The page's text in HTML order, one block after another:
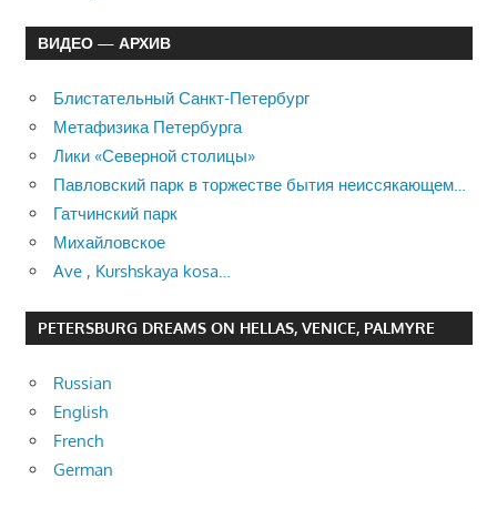
ВИДЕО — АРХИВ
Блистательный Санкт-Петербург
Метафизика Петербурга
Лики «Северной столицы»
Павловский парк в торжестве бытия неиссякающем…
Гатчинский парк
Михайловское
Ave , Kurshskaya kosa…
PETERSBURG DREAMS ON HELLAS, VENICE, PALMYRE
Russian
English
French
German